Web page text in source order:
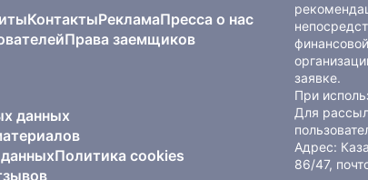
КонтактыРекламаПресса о нас
Права заемщиков
данных
Политика cookies
заявке.
При
Для
Адрес:
86/47,